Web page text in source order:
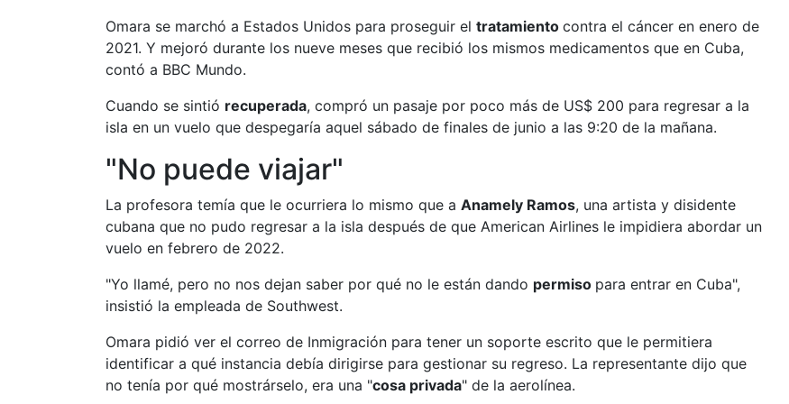
Omara se marchó a Estados Unidos para proseguir el tratamiento contra el cáncer en enero de
2021. Y mejoró durante los nueve meses que recibió los mismos medicamentos que en Cuba,
contó a BBC Mundo.
Cuando se sintió recuperada, compró un pasaje por poco más de US$ 200 para regresar a la
isla en un vuelo que despegaría aquel sábado de finales de junio a las 9:20 de la mañana.
"No puede viajar"
La profesora temía que le ocurriera lo mismo que a Anamely Ramos, una artista y disidente
cubana que no pudo regresar a la isla después de que American Airlines le impidiera abordar un
vuelo en febrero de 2022.
"Yo llamé, pero no nos dejan saber por qué no le están dando permiso para entrar en Cuba",
insistió la empleada de Southwest.
Omara pidió ver el correo de Inmigración para tener un soporte escrito que le permitiera
identificar a qué instancia debía dirigirse para gestionar su regreso. La representante dijo que
no tenía por qué mostrárselo, era una "cosa privada" de la aerolínea.